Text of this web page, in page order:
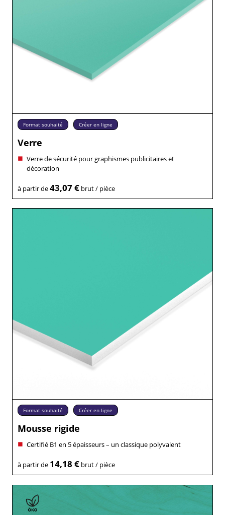
Format souhaité Créer en ligne
Verre
Verre de sécurité pour graphismes publicitaires et
décoration
à partir de43,07 €brut / pièce
Format souhaité Créer en ligne
Mousse rigide
Certifié B1 en 5 épaisseurs – un classique polyvalent
à partir de 14,18 €brut / pièce